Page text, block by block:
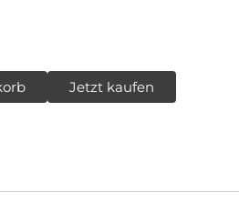
Jetzt kaufen